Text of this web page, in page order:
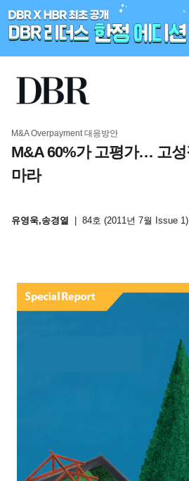
M&A Overpayment 대응방안
M&A 60%가 고평가… 고성
마라
유영욱,송경열 84호 (2011년 7월 Issue 1)